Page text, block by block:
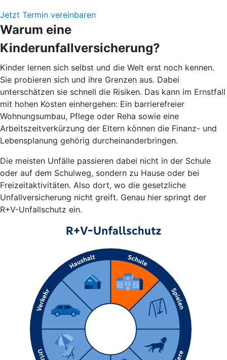
Jetzt Termin vereinbaren
Warum eine
Kinderunfallversicherung?
Kinder lernen sich selbst und die Welt erst noch kennen.
Sie probieren sich und ihre Grenzen aus. Dabei
unterschätzen sie schnell die Risiken. Das kann im Ernstfall
mit hohen Kosten einhergehen: Ein barrierefreier
Wohnungsumbau, Pflege oder Reha sowie eine
Arbeitszeitverkürzung der Eltern können die Finanz- und
Lebensplanung gehörig durcheinanderbringen.
Die meisten Unfälle passieren dabei nicht in der Schule
oder auf dem Schulweg, sondern zu Hause oder bei
Freizeitaktivitäten. Also dort, wo die gesetzliche
Unfallversicherung nicht greift. Genau hier springt der
R+V-Unfallschutz ein.